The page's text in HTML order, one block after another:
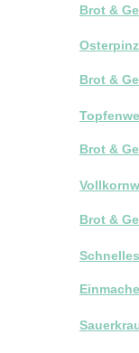
Brot &
Brot &
Brot &
Brot &